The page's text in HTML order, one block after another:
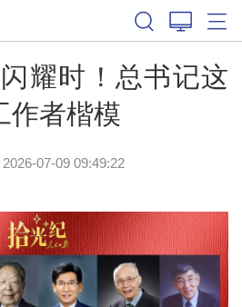
耀时！总书记这
作者楷模
2026-07-09 09:49:22